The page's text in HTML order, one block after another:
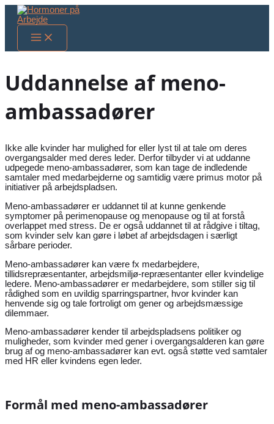
Skip
content
Main
Menu
Uddannelse af meno-
ambassadører
Ikke alle kvinder har mulighed for eller lyst til at tale om deres
overgangsalder med deres leder. Derfor tilbyder vi at uddanne
udpegede meno-ambassadører, som kan tage de indledende
samtaler med medarbejderne og samtidig være primus motor på
initiativer på arbejdspladsen.
Meno-ambassadører er uddannet til at kunne genkende
symptomer på perimenopause og menopause og til at forstå
overlappet med stress. De er også uddannet til at rådgive i tiltag,
som kvinder selv kan gøre i løbet af arbejdsdagen i særligt
sårbare perioder.
Meno-ambassadører kan være fx medarbejdere,
tillidsrepræsentanter, arbejdsmiljø-repræsentanter eller kvindelige
ledere. Meno-ambassadører er medarbejdere, som stiller sig til
rådighed som en uvildig sparringspartner, hvor kvinder kan
henvende sig og tale fortroligt om gener og arbejdsmæssige
dilemmaer.
Meno-ambassadører kender til arbejdspladsens politiker og
muligheder, som kvinder med gener i overgangsalderen kan gøre
brug af og meno-ambassadører kan evt. også støtte ved samtaler
med HR eller kvindens egen leder.
Formål med meno-ambassadører